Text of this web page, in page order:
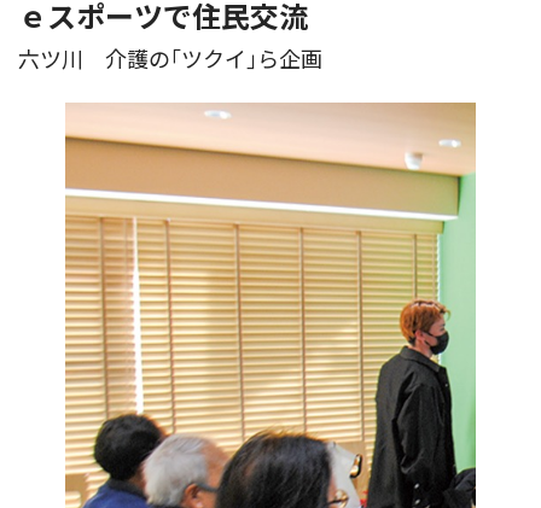
ｅスポーツで住民交流
六ツ川 介護の｢ツクイ｣ら企画